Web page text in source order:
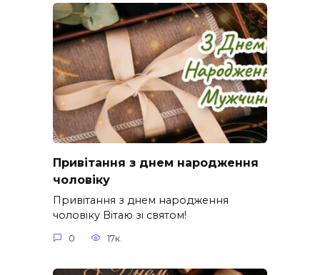
Привітання з днем народження
чоловіку
Привітання з днем народження
чоловіку Вітаю зі святом!
0 17к.